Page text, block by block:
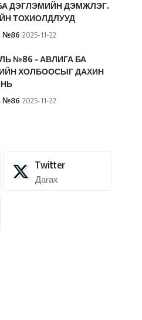
ДЭГЛЭМИЙН ДЭМЖЛЭГ.
ТОХИОЛДЛУУД
№86 2025-11-22
№86 – АВЛИГА БА
ХОЛБООСЫГ ДАХИН
№86 2025-11-22
Twitter
Дагах